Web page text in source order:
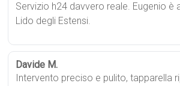
Servizio h24 davvero reale. Eugenio è
Lido degli Estensi.
Davide M.
Intervento preciso e pulito, tapparella